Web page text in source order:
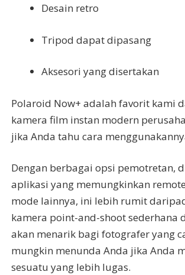
Desain retro
Tripod dapat dipasang
Aksesori yang disertakan
Polaroid Now+ adalah favorit kami
kamera film instan modern
jika Anda tahu cara
Dengan berbagai opsi pemotretan,
aplikasi yang memungkinkan
mode lainnya, ini lebih rumit
kamera point-and-shoot sederhana
akan menarik bagi fotografer yang
mungkin menunda Anda jika Anda
sesuatu yang lebih lugas.